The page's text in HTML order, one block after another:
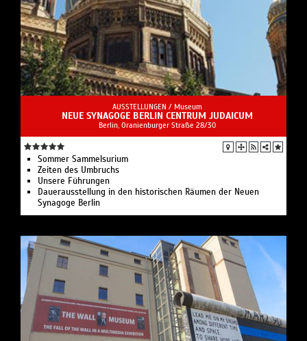
AUSSTELLUNGEN / Museum
NEUE SYNAGOGE BERLIN CENTRUM JUDAICUM
Berlin, Oranienburger Straße 28/30
Sommer Sammelsurium
Zeiten des Umbruchs
Unsere Führungen
Dauerausstellung in den historischen Räumen der Neuen
Synagoge Berlin